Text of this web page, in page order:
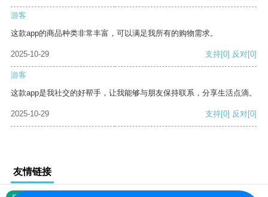
游客
这款app的商品种类非常丰富，可以满足我所有的购物需求。
2025-10-29 支持[0] 反对[0]
游客
这款app是我社交的好帮手，让我能够与朋友保持联系，分享生活点滴。
2025-10-29 支持[0] 反对[0]
友情链接